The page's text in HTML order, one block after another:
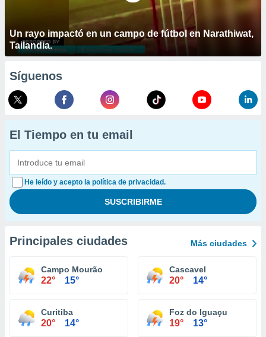
Un rayo impactó en un campo de fútbol en Narathiwat,
Tailandia.
Síguenos
El Tiempo en tu email
He leído y acepto la política de privacidad.
Principales ciudades Más ciudades
Campo Mourão
22° 15°
Cascavel
20° 14°
Curitiba
20° 14°
Foz do Iguaçu
19° 13°